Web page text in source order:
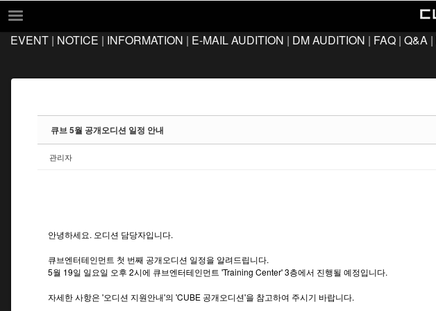
EVENT
E-MAIL AUDITION
DM AUDITION
EVENT | NOTICE | INFORMATION | E-MAIL AUDITION | DM AUDITION | FAQ | Q&A |
큐브 5월 공개오디션 일정 안내
관리자
안녕하세요. 오디션 담당자입니다.
큐브엔터테인먼트 첫 번째 공개오디션 일정을 알려드립니다.
5월 19일 일요일 오후 2시에 큐브엔터테인먼트 'Training Center' 3층에서 진행될 예정입니다.
자세한 사항은 '오디션 지원안내'의 'CUBE 공개오디션'을 참고하여 주시기 바랍니다.